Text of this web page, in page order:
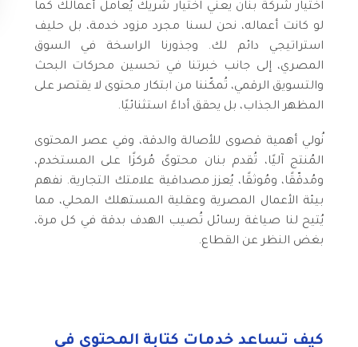
اختيار شركة بنان يعني اختيار شريك يُعامل أعمالك كما
لو كانت أعماله، نحن لسنا مجرد مزود خدمة، بل حليف
استراتيجي دائم لك. وجذورنا الراسخة في السوق
المصري، إلى جانب خبرتنا في تحسين محركات البحث
والتسويق الرقمي، تُمكّننا من ابتكار محتوى لا يقتصر على
المظهر الجذاب، بل يحقق أداءً استثنائيًا.
نُولي أهمية قصوى للأصالة والدقة، وفي عصر المحتوى
المُنتج آليًا، تُقدم بنان محتوىً مُركزًا على المستخدم،
ومُدقّقًا، ومُوثقًا، يُعزز مصداقية علامتك التجارية. نفهم
بيئة الأعمال المصرية وعقلية المستهلك المحلي، مما
يُتيح لنا صياغة رسائل تُصيب الهدف بدقة في كل مرة،
بغض النظر عن القطاع.
كيف تساعد خدمات كتابة المحتوى في